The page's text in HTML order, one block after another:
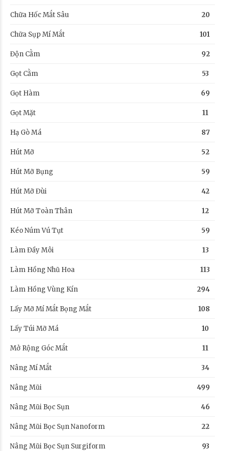
Chữa Hốc Mắt Sâu 20
Chữa Sụp Mí Mắt 101
Độn Cằm 92
Gọt Cằm 53
Gọt Hàm 69
Gọt Mặt 11
Hạ Gò Má 87
Hút Mỡ 52
Hút Mỡ Bụng 59
Hút Mỡ Đùi 42
Hút Mỡ Toàn Thân 12
Kéo Núm Vú Tụt 59
Làm Đầy Môi 13
Làm Hồng Nhũ Hoa 113
Làm Hồng Vùng Kín 294
Lấy Mỡ Mí Mắt Bọng Mắt 108
Lấy Túi Mỡ Má 10
Mở Rộng Góc Mắt 11
Nâng Mí Mắt 34
Nâng Mũi 499
Nâng Mũi Bọc Sụn 46
Nâng Mũi Bọc Sụn Nanoform 22
Nâng Mũi Bọc Sụn Surgiform 93